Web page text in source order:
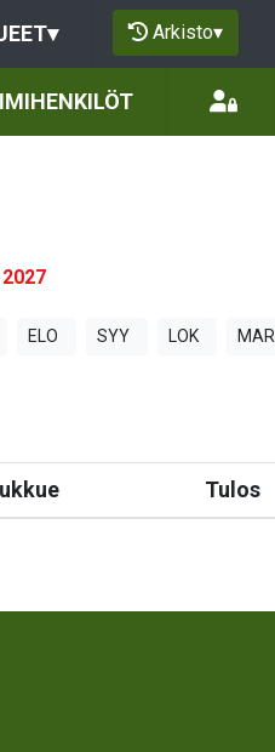
▾ Arkisto▾
2027
ELO SYY LOK MAR
Tulos